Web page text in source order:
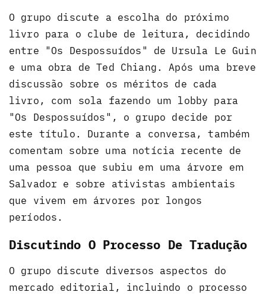
O grupo discute a escolha do próximo
livro para o clube de leitura, decidindo
entre "Os Despossuídos" de Ursula Le Guin
e uma obra de Ted Chiang. Após uma breve
discussão sobre os méritos de cada
livro, com sola fazendo um lobby para
"Os Despossuídos", o grupo decide por
este título. Durante a conversa, também
comentam sobre uma notícia recente de
uma pessoa que subiu em uma árvore em
Salvador e sobre ativistas ambientais
que vivem em árvores por longos
períodos.
Discutindo O Processo De Tradução
O grupo discute diversos aspectos do
mercado editorial, incluindo o processo